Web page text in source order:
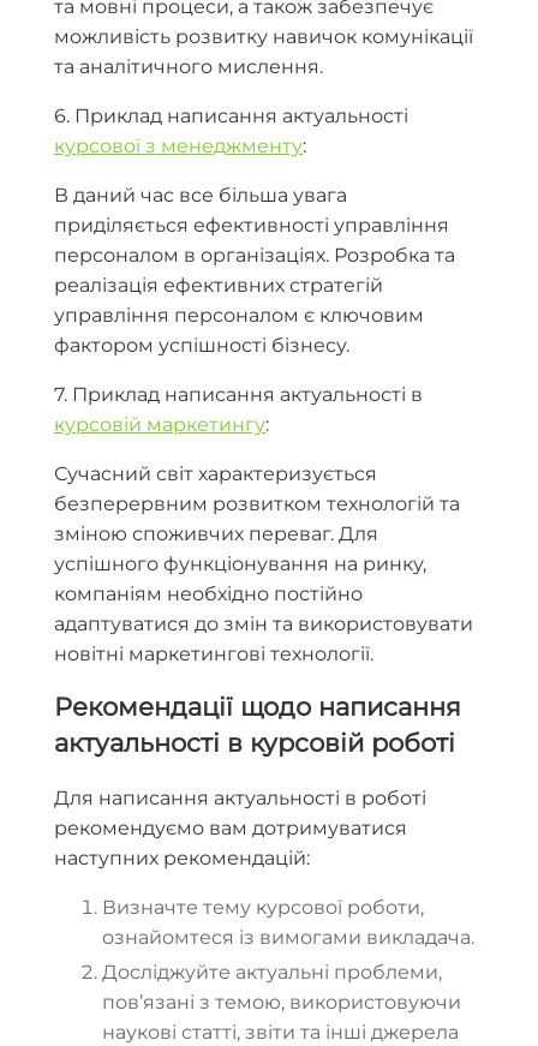
та мовні процеси, а також забезпечує
можливість розвитку навичок комунікації
та аналітичного мислення.
6. Приклад написання актуальності
курсової з менеджменту:
В даний час все більша увага
приділяється ефективності управління
персоналом в організаціях. Розробка та
реалізація ефективних стратегій
управління персоналом є ключовим
фактором успішності бізнесу.
7. Приклад написання актуальності в
курсовій маркетингу:
Сучасний світ характеризується
безперервним розвитком технологій та
зміною споживчих переваг. Для
успішного функціонування на ринку,
компаніям необхідно постійно
адаптуватися до змін та використовувати
новітні маркетингові технології.
Рекомендації щодо написання
актуальності в курсовій роботі
Для написання актуальності в роботі
рекомендуємо вам дотримуватися
наступних рекомендацій:
Визначте тему курсової роботи,
ознайомтеся із вимогами викладача.
Досліджуйте актуальні проблеми,
пов’язані з темою, використовуючи
наукові статті, звіти та інші джерела